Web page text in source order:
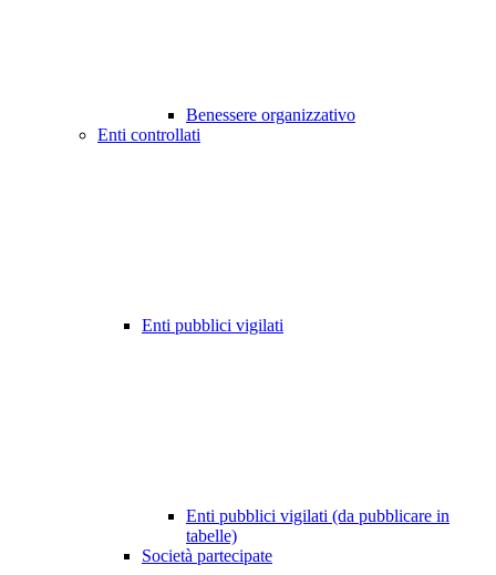
Benessere organizzativo
Enti controllati
Enti pubblici vigilati
Enti pubblici vigilati (da pubblicare in
tabelle)
Società partecipate